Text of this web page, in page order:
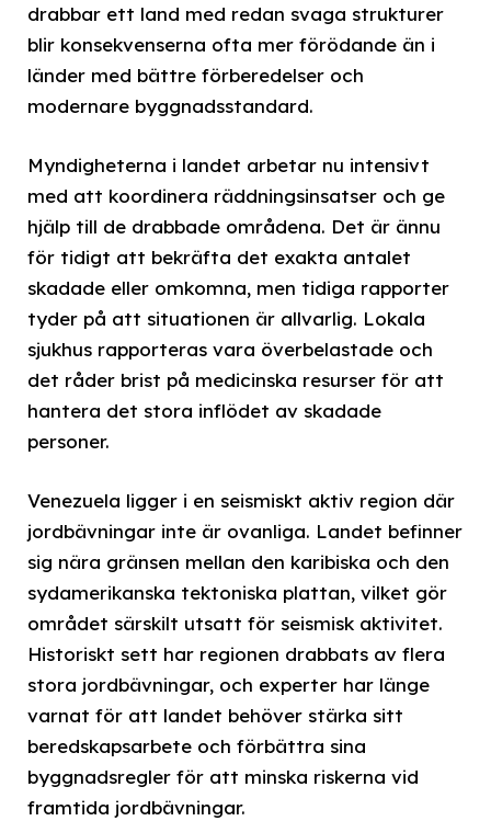
drabbar ett land med redan svaga strukturer
blir konsekvenserna ofta mer förödande än i
länder med bättre förberedelser och
modernare byggnadsstandard.
Myndigheterna i landet arbetar nu intensivt
med att koordinera räddningsinsatser och ge
hjälp till de drabbade områdena. Det är ännu
för tidigt att bekräfta det exakta antalet
skadade eller omkomna, men tidiga rapporter
tyder på att situationen är allvarlig. Lokala
sjukhus rapporteras vara överbelastade och
det råder brist på medicinska resurser för att
hantera det stora inflödet av skadade
personer.
Venezuela ligger i en seismiskt aktiv region där
jordbävningar inte är ovanliga. Landet befinner
sig nära gränsen mellan den karibiska och den
sydamerikanska tektoniska plattan, vilket gör
området särskilt utsatt för seismisk aktivitet.
Historiskt sett har regionen drabbats av flera
stora jordbävningar, och experter har länge
varnat för att landet behöver stärka sitt
beredskapsarbete och förbättra sina
byggnadsregler för att minska riskerna vid
framtida jordbävningar.